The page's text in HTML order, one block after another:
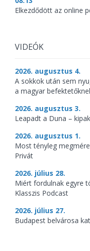
Elkezdődött az online
VIDEÓK
2026. augusztus 4.
A sokkok után sem
a magyar
2026. augusztus 3.
Leapadt a Duna –
2026. augusztus 1.
Most tényleg
Privát
2026. július 28.
Miért fordulnak egyre
Klasszis Podcast
2026. július 27.
Budapest belvárosa